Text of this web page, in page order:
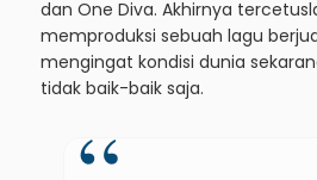
dan One Diva. Akhirnya
memproduksi sebuah lagu
mengingat kondisi dunia
tidak baik-baik saja.